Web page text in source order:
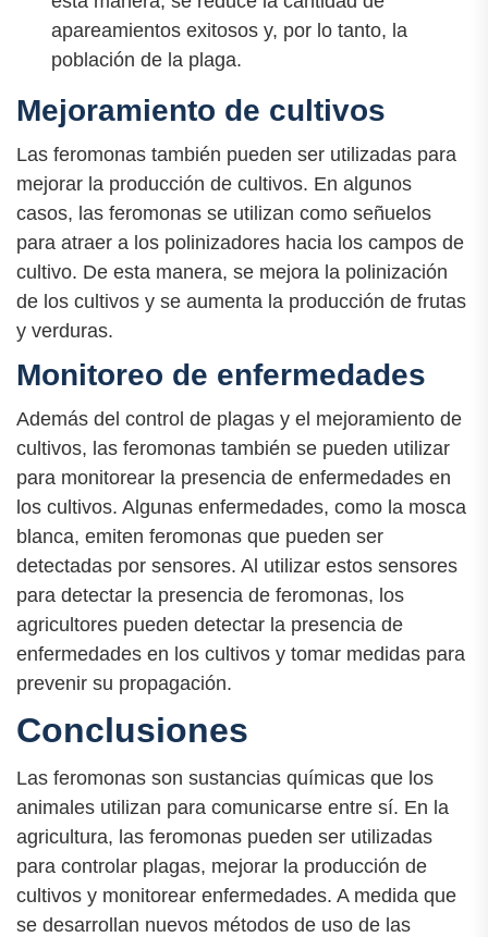
apareamientos exitosos y, por lo tanto, la
población de la plaga.
Mejoramiento de cultivos
Las feromonas también pueden ser utilizadas para
mejorar la producción de cultivos. En algunos
casos, las feromonas se utilizan como señuelos
para atraer a los polinizadores hacia los campos de
cultivo. De esta manera, se mejora la polinización
de los cultivos y se aumenta la producción de frutas
y verduras.
Monitoreo de enfermedades
Además del control de plagas y el mejoramiento de
cultivos, las feromonas también se pueden utilizar
para monitorear la presencia de enfermedades en
los cultivos. Algunas enfermedades, como la mosca
blanca, emiten feromonas que pueden ser
detectadas por sensores. Al utilizar estos sensores
para detectar la presencia de feromonas, los
agricultores pueden detectar la presencia de
enfermedades en los cultivos y tomar medidas para
prevenir su propagación.
Conclusiones
Las feromonas son sustancias químicas que los
animales utilizan para comunicarse entre sí. En la
agricultura, las feromonas pueden ser utilizadas
para controlar plagas, mejorar la producción de
cultivos y monitorear enfermedades. A medida que
se desarrollan nuevos métodos de uso de las